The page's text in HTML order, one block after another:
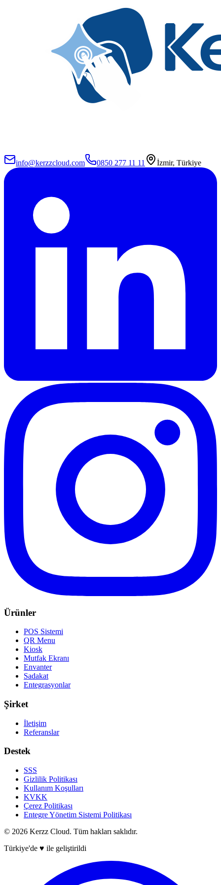
info@kerzzcloud.com 0850 277 11 11 İzmir, Türkiye
Ürünler
POS Sistemi
QR Menu
Kiosk
Mutfak Ekranı
Envanter
Sadakat
Entegrasyonlar
Şirket
İletişim
Referanslar
Destek
SSS
Gizlilik Politikası
Kullanım Koşulları
KVKK
Çerez Politikası
Entegre Yönetim Sistemi Politikası
© 2026 Kerzz Cloud. Tüm hakları saklıdır.
Türkiye'de ♥ ile geliştirildi